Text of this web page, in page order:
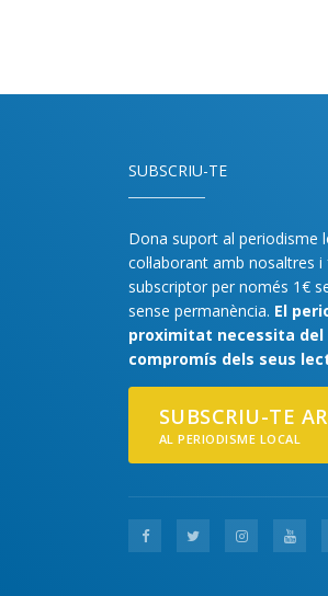
SUBSCRIU-TE
Dona suport al periodisme
col·laborant amb nosaltres i
subscriptor per només 1€
sense permanència. El
proximitat necessita del
compromís dels seus
SUBSCRIU-TE
AL PERIODISME LOCAL